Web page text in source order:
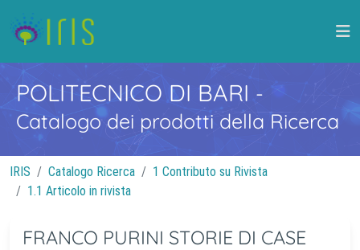
POLITECNICO DI BARI -
Catalogo dei prodotti della Ricerca
IRIS Catalogo Ricerca
1 Contributo su Rivista
1.1 Articolo in rivista
FRANCO PURINI STORIE DI CASE